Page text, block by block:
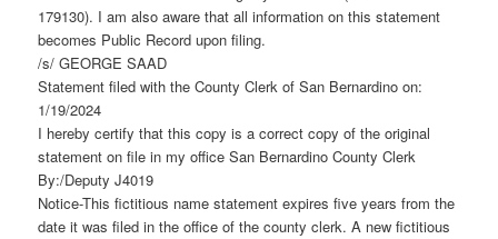
179130). I am also aware that all information on this statement
becomes Public Record upon filing.
/s/ GEORGE SAAD
Statement filed with the County Clerk of San Bernardino on:
1/19/2024
I hereby certify that this copy is a correct copy of the original
statement on file in my office San Bernardino County Clerk
By:/Deputy J4019
Notice-This fictitious name statement expires five years from the
date it was filed in the office of the county clerk. A new fictitious